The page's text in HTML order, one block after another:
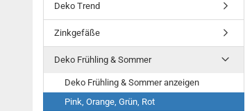
Deko Trend
Zinkgefäße
Deko Frühling & Sommer
Deko Frühling & Sommer anzeigen
Pink, Orange, Grün, Rot